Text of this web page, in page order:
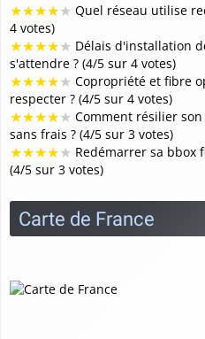
★★★★★ Quel réseau utilise
4 votes)
★★★★★ Délais d'installation
s'attendre ? (4/5 sur 4 votes)
★★★★★ Copropriété et fibre
respecter ? (4/5 sur 4 votes)
★★★★★ Comment résilier
sans frais ? (4/5 sur 3 votes)
★★★★★ Redémarrer sa bbox
(4/5 sur 3 votes)
Carte de France